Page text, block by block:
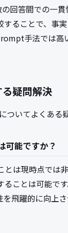
回答間での一
ることで、事
手法では
疑問解決
いてよくある
可能ですか？
は現時点では
ことは可能で
飛躍的に向上さ